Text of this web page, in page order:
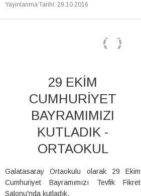
Yayınlanma Tarihi: 29.10.2016
29 EKİM
CUMHURİYET
BAYRAMIMIZI
KUTLADIK -
ORTAOKUL
Galatasaray Ortaokulu olarak 29 Ekim
Cumhuriyet Bayramımızı Tevfik Fikret
Salonu'nda kutladık.